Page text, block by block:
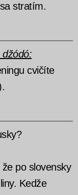
stratím.
džódó:
cvičíte
po slovensky
Kedže